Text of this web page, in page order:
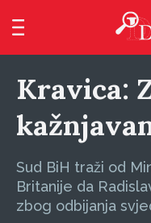
Kravica:
Sud BiH traži od
Britanije da
zbog odbijanja